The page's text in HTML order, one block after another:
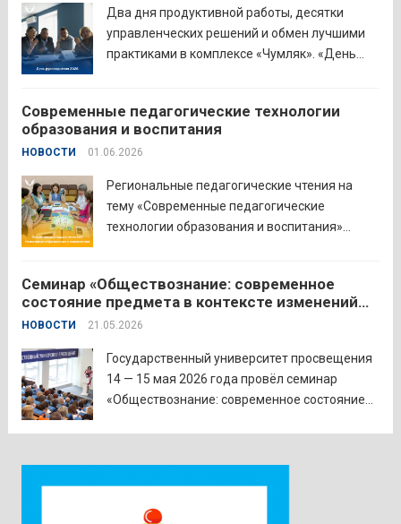
Наталья Сергеевна Иванова подчеркнула
важность очных практических встреч для...
Два дня продуктивной работы, десятки
управленческих решений и обмен лучшими
практиками в комплексе «Чумляк». «День
управления образованием для обсуждения
ключевых задач и развития системы
образования региона. Заместитель
губернатора по социальной политике
Наталья...
Современные педагогические технологии
образования и воспитания
НОВОСТИ 01.06.2026
Региональные педагогические чтения на
тему «Современные педагогические
технологии образования и воспитания»
Шадринска. Основная цель Педагогических
чтений — освещение тенденций учебно-
воспитательного процесса с учетом новых
образовательных стандартов через обмен...
Читать дальше
Семинар «Обществознание: современное
состояние предмета в контексте изменений
законодательства и введения единых
Государственном университете просвещения
НОВОСТИ 21.05.2026
Государственный университет просвещения
14 — 15 мая 2026 года провёл семинар
«Обществознание: современное состояние